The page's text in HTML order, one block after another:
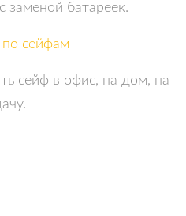
заменой батареек.
сейфам
сейф в офис, на дом, на